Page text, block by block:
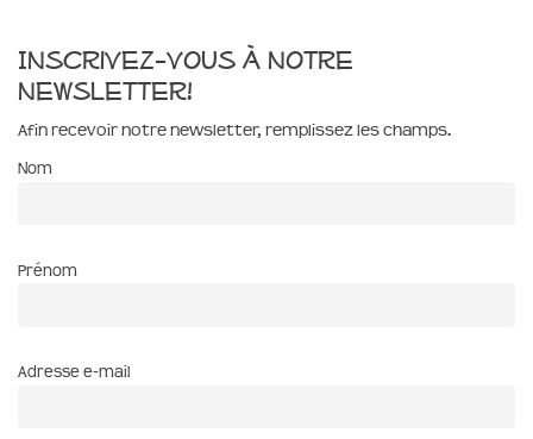
Inscrivez-vous à notre
newsletter!
Afin recevoir notre newsletter, remplissez les champs.
Nom
Prénom
Adresse e-mail